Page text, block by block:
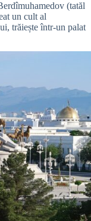
(tatăl
un cult al
trăiește într-un palat